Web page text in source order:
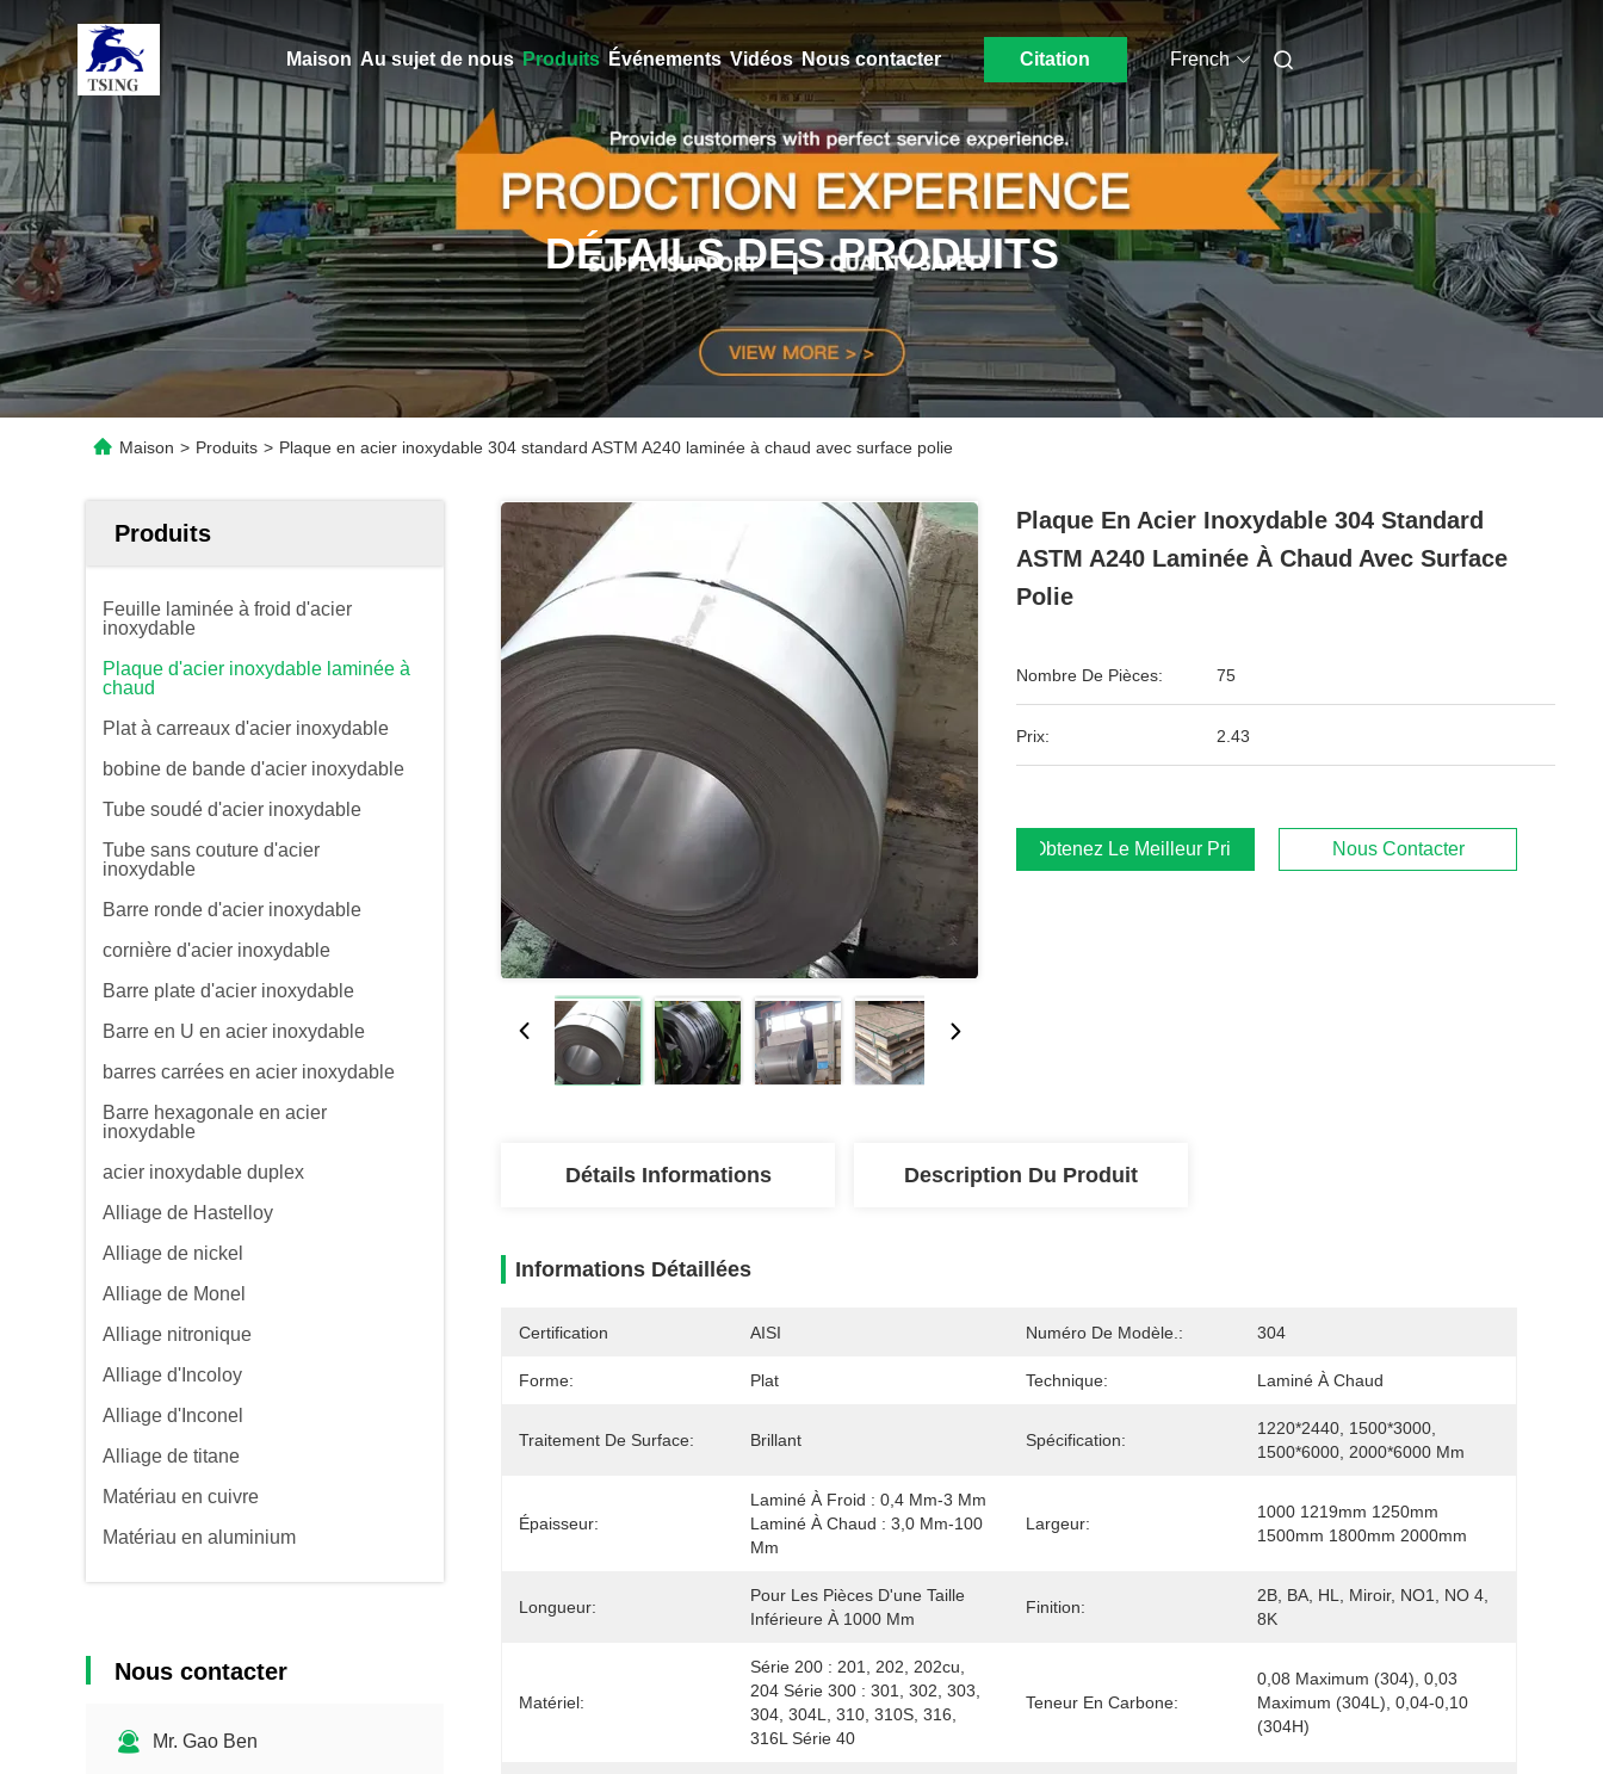
Maison Au sujet de nous Produits Événements Vidéos Nous contacter Citation French
DÉTAILS DES PRODUITS
Maison > Produits > Plaque en acier inoxydable 304 standard ASTM A240 laminée à chaud avec surface polie
Produits
Feuille laminée à froid d'acier
inoxydable
Plaque d'acier inoxydable laminée à
chaud
Plat à carreaux d'acier inoxydable
bobine de bande d'acier inoxydable
Tube soudé d'acier inoxydable
Tube sans couture d'acier
inoxydable
Barre ronde d'acier inoxydable
cornière d'acier inoxydable
Barre plate d'acier inoxydable
Barre en U en acier inoxydable
barres carrées en acier inoxydable
Barre hexagonale en acier
inoxydable
acier inoxydable duplex
Alliage de Hastelloy
Alliage de nickel
Alliage de Monel
Alliage nitronique
Alliage d'Incoloy
Alliage d'Inconel
Alliage de titane
Matériau en cuivre
Matériau en aluminium
Nous contacter
Mr. Gao Ben
Plaque En Acier Inoxydable 304 Standard
ASTM A240 Laminée À Chaud Avec Surface
Polie
Nombre De Pièces: 75
Prix: 2.43
Obtenez Le Meilleur Prix Nous Contacter
Détails Informations Description Du Produit
Informations Détaillées
Certification AISI Numéro De Modèle.: 304
Forme: Plat Technique: Laminé À Chaud
Traitement De Surface: Brillant Spécification:
1220*2440, 1500*3000,
1500*6000, 2000*6000 Mm
Épaisseur:
Laminé À Froid : 0,4 Mm-3 Mm
Laminé À Chaud : 3,0 Mm-100
Mm
Largeur:
1000 1219mm 1250mm
1500mm 1800mm 2000mm
Longueur:
Pour Les Pièces D'une Taille
Inférieure À 1000 Mm
Finition:
2B, BA, HL, Miroir, NO1, NO 4,
8K
Matériel:
Série 200 : 201, 202, 202cu,
204 Série 300 : 301, 302, 303,
304, 304L, 310, 310S, 316,
316L Série 40
Teneur En Carbone:
0,08 Maximum (304), 0,03
Maximum (304L), 0,04-0,10
(304H)